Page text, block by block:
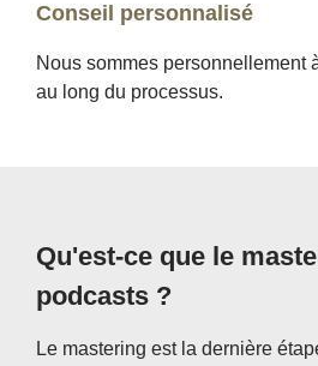
Conseil personnalisé
Nous sommes personnellement
au long du processus.
Qu'est-ce que le
podcasts ?
Le mastering est la dernière